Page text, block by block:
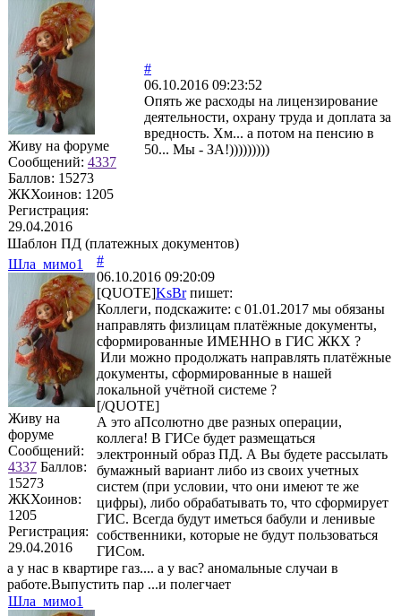
Живу на форуме
Сообщений: 4337
Баллов: 15273
ЖКХоинов: 1205
Регистрация:
29.04.2016
#
06.10.2016 09:23:52
Опять же расходы на лицензирование
деятельности, охрану труда и доплата за
вредность. Хм... а потом на пенсию в
50... Мы - ЗА!)))))))))
Шаблон ПД (платежных документов)
Шла_мимо1
Живу на
форуме
Сообщений:
4337 Баллов:
15273
ЖКХоинов:
1205
Регистрация:
29.04.2016
#
06.10.2016 09:20:09
[QUOTE]KsBrпишет:
Коллеги, подскажите: с 01.01.2017 мы обязаны
направлять физлицам платёжные документы,
сформированные ИМЕННО в ГИС ЖКХ ?
Или можно продолжать направлять платёжные
документы, сформированные в нашей
локальной учётной системе ?
[/QUOTE]
А это аПсолютно две разных операции,
коллега! В ГИСе будет размещаться
электронный образ ПД. А Вы будете рассылать
бумажный вариант либо из своих учетных
систем (при условии, что они имеют те же
цифры), либо обрабатывать то, что сформирует
ГИС. Всегда будут иметься бабули и ленивые
собственники, которые не будут пользоваться
ГИСом.
а у нас в квартире газ.... а у вас? аномальные случаи в
работе.Выпустить пар ...и полегчает
Шла_мимо1